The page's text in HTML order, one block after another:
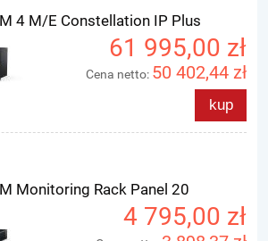
4 M/E Constellation IP Plus
61 995,00 zł
Cena netto: 50 402,44 zł
kup
Monitoring Rack Panel 20
4 795,00 zł